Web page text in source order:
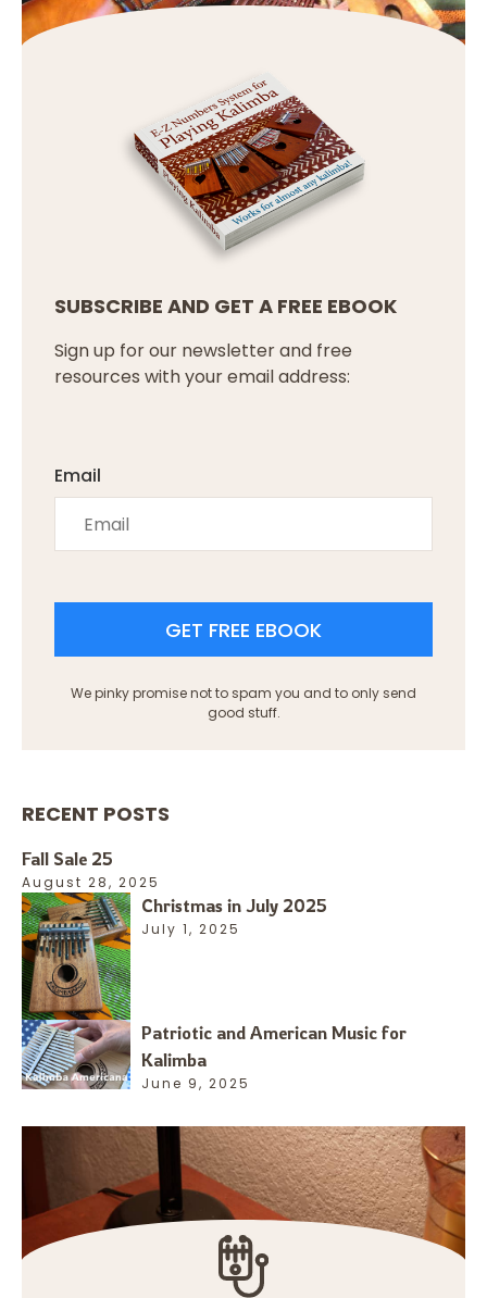
SUBSCRIBE AND GET A FREE EBOOK
Sign up for our newsletter and free
resources with your email address:
Email
GET FREE EBOOK
We pinky promise not to spam you and to only send
good stuff.
RECENT POSTS
Fall Sale 25
August 28, 2025
Christmas in July 2025
July 1, 2025
Patriotic and American Music for
Kalimba
June 9, 2025